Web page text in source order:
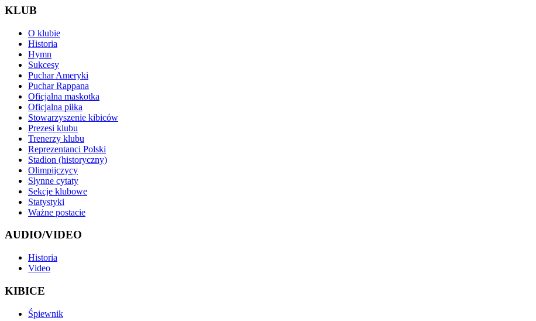
KLUB
O klubie
Historia
Hymn
Sukcesy
Puchar Ameryki
Puchar Rappana
Oficjalna maskotka
Oficjalna piłka
Stowarzyszenie kibiców
Prezesi klubu
Trenerzy klubu
Reprezentanci Polski
Stadion (historyczny)
Olimpijczycy
Słynne cytaty
Sekcje klubowe
Statystyki
Ważne postacie
AUDIO/VIDEO
Historia
Video
KIBICE
Śpiewnik